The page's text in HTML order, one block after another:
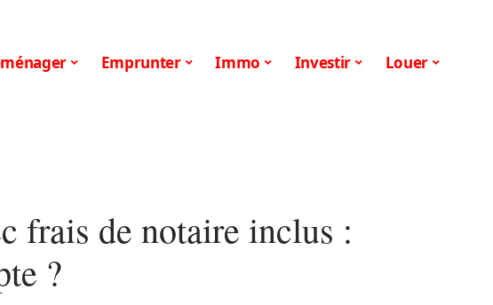
Emprunter Immo Investir Louer
frais de notaire inclus :
?